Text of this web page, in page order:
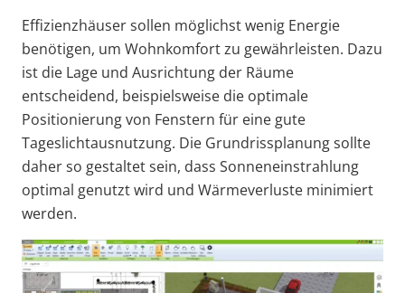
Effizienzhäuser sollen möglichst wenig Energie
benötigen, um Wohnkomfort zu gewährleisten. Dazu
ist die Lage und Ausrichtung der Räume
entscheidend, beispielsweise die optimale
Positionierung von Fenstern für eine gute
Tageslichtausnutzung. Die Grundrissplanung sollte
daher so gestaltet sein, dass Sonneneinstrahlung
optimal genutzt wird und Wärmeverluste minimiert
werden.